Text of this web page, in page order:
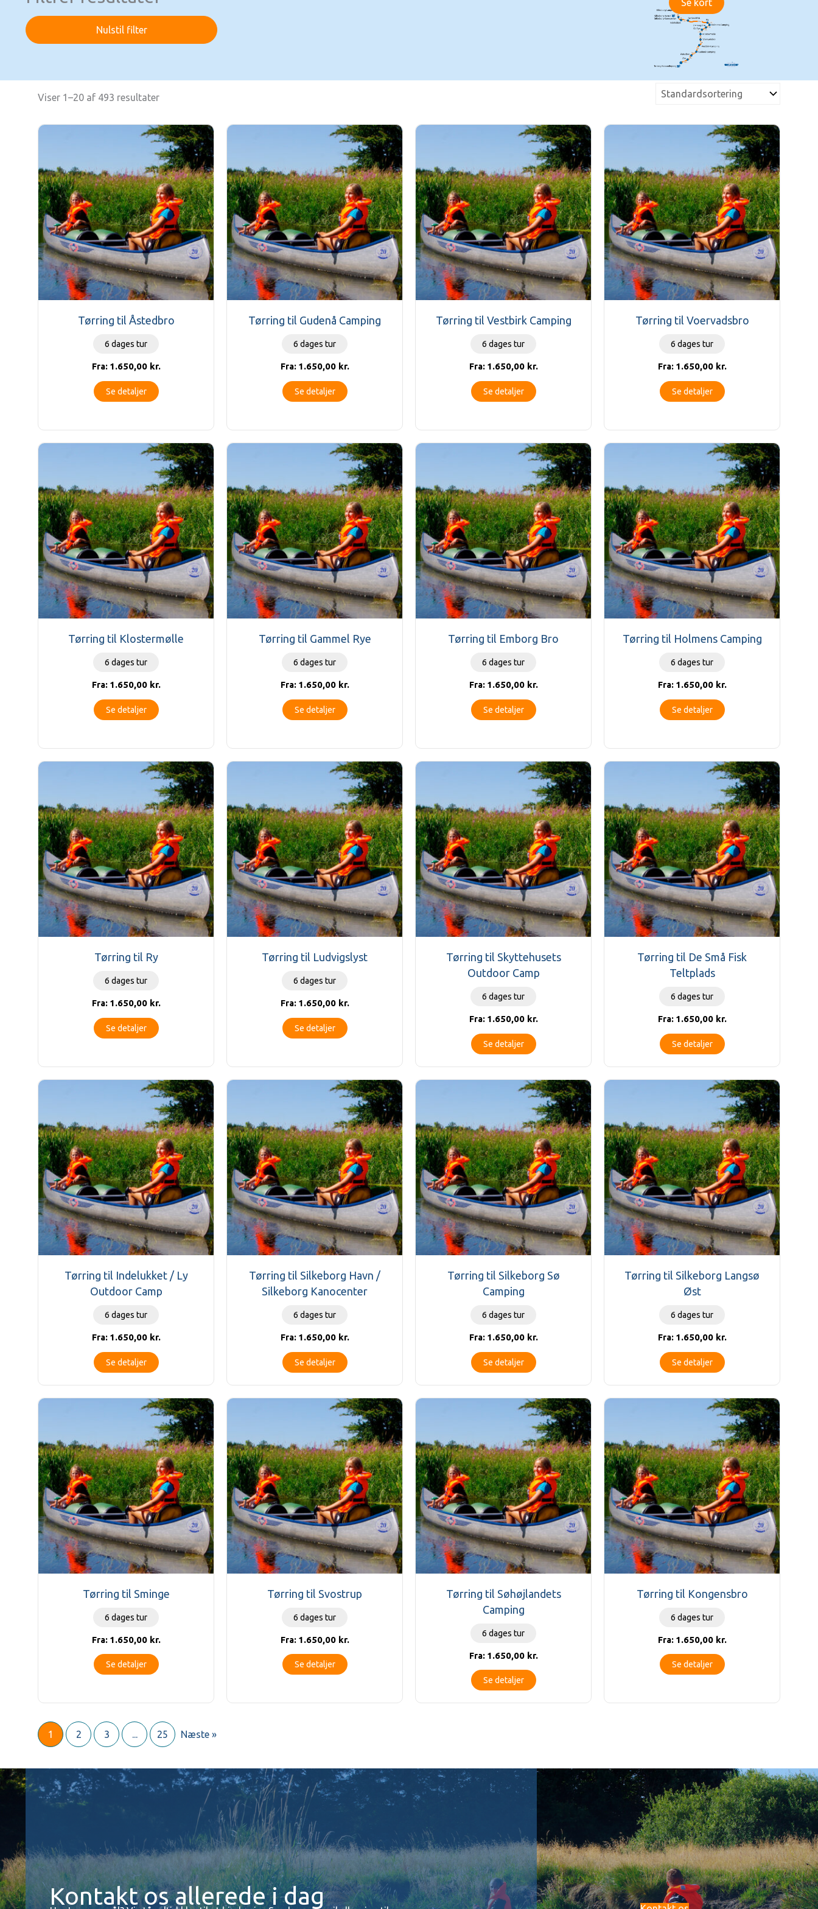
Nulstil filter
Se kort
Viser 1–20 af 493 resultater
Tørring til Åstedbro
6 dages tur
Fra: 1.650,00 kr.
Se detaljer
Tørring til Gudenå Camping
6 dages tur
Fra: 1.650,00 kr.
Se detaljer
Tørring til Vestbirk Camping
6 dages tur
Fra: 1.650,00 kr.
Se detaljer
Tørring til Voervadsbro
6 dages tur
Fra: 1.650,00 kr.
Se detaljer
Tørring til Klostermølle
6 dages tur
Fra: 1.650,00 kr.
Se detaljer
Tørring til Gammel Rye
6 dages tur
Fra: 1.650,00 kr.
Se detaljer
Tørring til Emborg Bro
6 dages tur
Fra: 1.650,00 kr.
Se detaljer
Tørring til Holmens Camping
6 dages tur
Fra: 1.650,00 kr.
Se detaljer
Tørring til Ry
6 dages tur
Fra: 1.650,00 kr.
Se detaljer
Tørring til Ludvigslyst
6 dages tur
Fra: 1.650,00 kr.
Se detaljer
Tørring til Skyttehusets
Outdoor Camp
6 dages tur
Fra: 1.650,00 kr.
Se detaljer
Tørring til De Små Fisk
Teltplads
6 dages tur
Fra: 1.650,00 kr.
Se detaljer
Tørring til Indelukket / Ly
Outdoor Camp
6 dages tur
Fra: 1.650,00 kr.
Se detaljer
Tørring til Silkeborg Havn /
Silkeborg Kanocenter
6 dages tur
Fra: 1.650,00 kr.
Se detaljer
Tørring til Silkeborg Sø
Camping
6 dages tur
Fra: 1.650,00 kr.
Se detaljer
Tørring til Silkeborg Langsø
Øst
6 dages tur
Fra: 1.650,00 kr.
Se detaljer
Tørring til Sminge
6 dages tur
Fra: 1.650,00 kr.
Se detaljer
Tørring til Svostrup
6 dages tur
Fra: 1.650,00 kr.
Se detaljer
Tørring til Søhøjlandets
Camping
6 dages tur
Fra: 1.650,00 kr.
Se detaljer
Tørring til Kongensbro
6 dages tur
Fra: 1.650,00 kr.
Se detaljer
1 2 3 ... 25 Næste »
Kontakt os allerede i dag